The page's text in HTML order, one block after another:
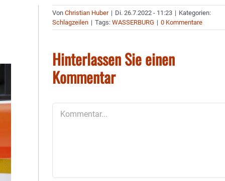
VonChristian Huber | Di. 26.7.2022 - 11:23 | Kategorien:
Schlagzeilen | Tags:WASSERBURG | 0 Kommentare
Hinterlassen Sie einen
Kommentar